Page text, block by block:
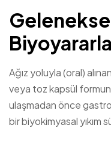
Ağız yoluyla (oral)
veya toz kapsül
ulaşmadan önce
bir biyokimyasal yıkım